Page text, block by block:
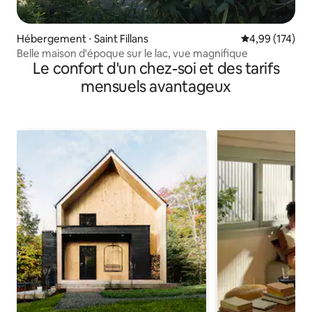
Hébergement ⋅ Saint Fillans Évaluation
4,99 (174)
Belle maison d'époque sur le lac, vue magnifique
Le confort d'un chez-soi et des tarifs
mensuels avantageux